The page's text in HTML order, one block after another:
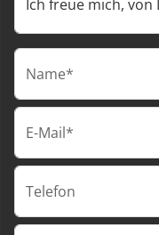
Name*
E-Mail*
Telefon